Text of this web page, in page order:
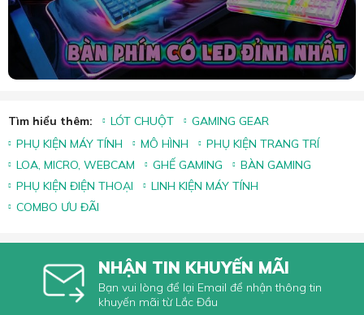
Tìm hiểu thêm: LÓT CHUỘT
GAMING GEAR
PHỤ KIỆN MÁY TÍNH
MÔ HÌNH
PHỤ KIỆN TRANG TRÍ
LOA, MICRO, WEBCAM
GHẾ GAMING
BÀN GAMING
PHỤ KIỆN ĐIỆN THOẠI
LINH KIỆN MÁY TÍNH
COMBO ƯU ĐÃI
NHẬN TIN KHUYẾN MÃI
Bạn vui lòng để lại Email để nhận thông tin
khuyến mãi từ Lắc Đầu